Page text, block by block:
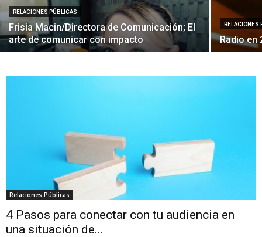
RELACIONES PÚBLICAS
Frisia Macin/Directora de Comunicación; El
arte de comunicar con impacto
RELACIONES
Radio en
Relaciones Públicas
4 Pasos para conectar con tu audiencia en
una situación de...